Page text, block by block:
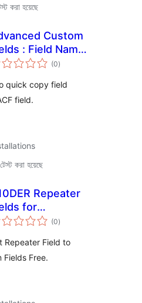
করা হয়েছে
Custom
: Field Name
(0total
ratings
)
quick copy field
field.
করা হয়েছে
Repeater
for
Custom
(0total
ratings
)
Repeater Field to
Fields Free.